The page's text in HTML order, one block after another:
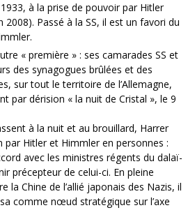
1933, à la prise de pouvoir par Hitler
Passé à la SS, il est un favori du
« première » : ses camarades SS et
des synagogues brûlées et des
sur tout le territoire de l’Allemagne,
par dérision « la nuit de Cristal », le 9
à la nuit et au brouillard, Harrer
par Hitler et Himmler en personnes :
avec les ministres régents du dalaï-
précepteur de celui-ci. En pleine
la Chine de l’allié japonais des Nazis, il
comme nœud stratégique sur l’axe